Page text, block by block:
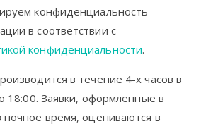
конфиденциальность
в соответствии с
конфиденциальности.
в течение 4-х часов в
18:00. Заявки, оформленные в
время, оцениваются в